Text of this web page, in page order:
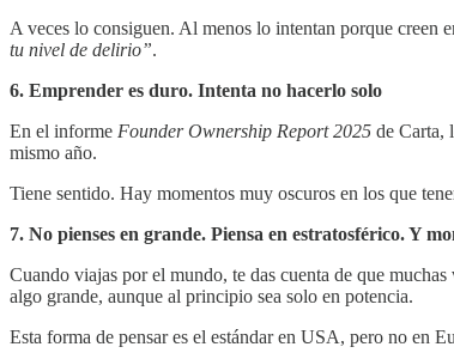
A veces lo consiguen. Al menos lo intentan porque creen
tu nivel de delirio”.
6. Emprender es duro. Intenta no hacerlo solo
En el informe Founder Ownership Report 2025 de Carta,
mismo año.
Tiene sentido. Hay momentos muy oscuros en los que
7. No pienses en grande. Piensa en estratosférico. Y
Cuando viajas por el mundo, te das cuenta de que
algo grande, aunque al principio sea solo en potencia.
Esta forma de pensar es el estándar en USA, pero no en